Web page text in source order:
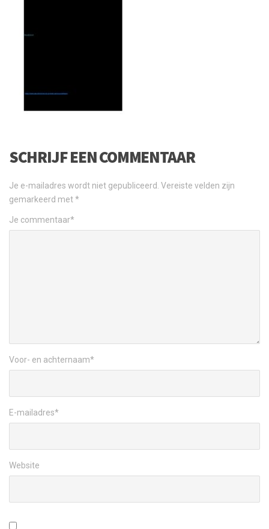
SCHRIJF EEN COMMENTAAR
Je e-mailadres wordt niet gepubliceerd. Vereiste velden zijn
gemarkeerd met*
Je commentaar*
Voor- en achternaam*
E-mailadres*
Website